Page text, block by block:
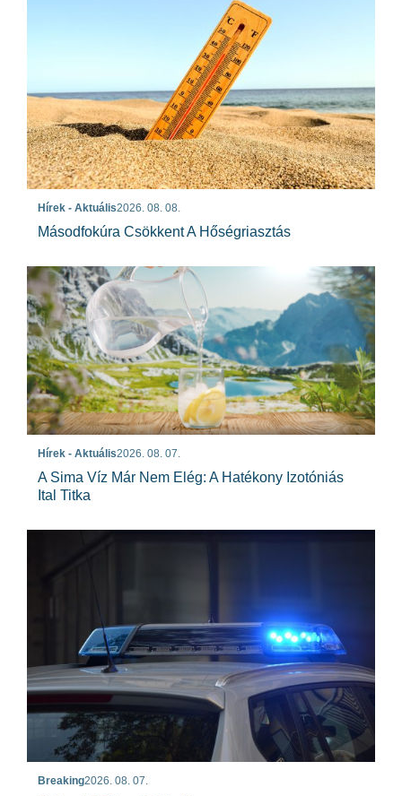
Hírek - Aktuális2026. 08. 08.
Másodfokúra Csökkent A Hőségriasztás
Hírek - Aktuális2026. 08. 07.
A Sima Víz Már Nem Elég: A Hatékony Izotóniás
Ital Titka
Breaking2026. 08. 07.